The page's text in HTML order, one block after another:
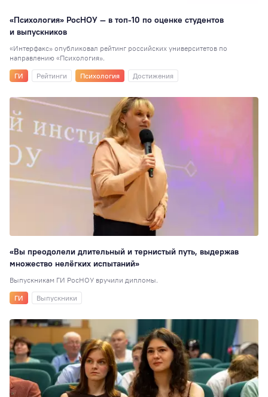
«Психология» РосНОУ — в топ-10 по оценке студентов
и выпускников
«Интерфакс» опубликовал рейтинг российских университетов по
направлению «Психология».
ГИ
Рейтинги Психология Достижения
«Вы преодолели длительный и тернистый путь, выдержав
множество нелёгких испытаний»
Выпускникам ГИ РосНОУ вручили дипломы.
ГИ
Выпускники